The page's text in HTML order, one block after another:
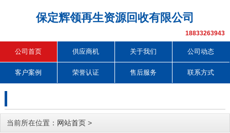
保定辉领再生资源回收有限公司
18833263943
公司首页 供应商机 关于我们 公司动态
客户案例 荣誉认证 售后服务 联系方式
当前所在位置： 网站首页 >